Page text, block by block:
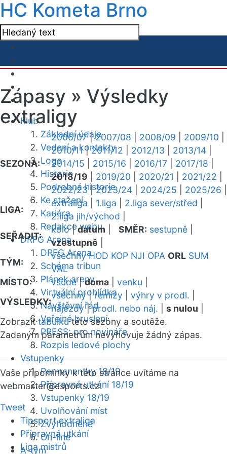
HC Kometa Brno
Klub
Základní údaje
Vedení a kontakty
Logo
Historie
Podrobná historie
Ke stažení
Kariéra
Redakce webu
DRFG Arena
DRFG Arena
Schéma tribun
Plánek areny
Virtuální prohlídka
Návštěvní řád
Veřejné bruslení
PRESS: pro novináře
Rozpis ledové plochy
Vstupenky
Permanentky 18/19
Přípravná utkání 18/19
Vstupenky 18/19
Uvolňování míst
Zvýhodněné
On-line
A-tým
Zápasy » Výsledky
extraligy
SEZONA:
2006/07|2007/08 2008/09 2009/10
2010/11|2011/12 2012/13 2013/14
2014/15
2015/16 2016/17 2017/18
2018/19
2019/20 2020/21 2021/22
2022/23|2023/24 2024/25 2025/26
LIGA:
extraliga 1.liga 2.liga sever/střed
2.liga jih/východ
SEŘADIT:
kolo|datum SMĚR: sestupně
vzestupně
TÝM:
všechny HOD KOP NJI OPA ORL SUM
VAL
MÍSTO:
všude|doma venku
VÝSLEDKY:
všechny|remízy výhry v prodl.
nájezdy|prodl. nebo náj. s nulou
Zobrazittabulkutéto sezóny a soutěže.
Zadaným parametrům nevyhovuje žádný zápas.
Vaše připomínky k této stránce uvítáme na
webmaster@esports.cz.
Tweet
Tipsport extraliga
Přípravná utkání
Liga mistrů